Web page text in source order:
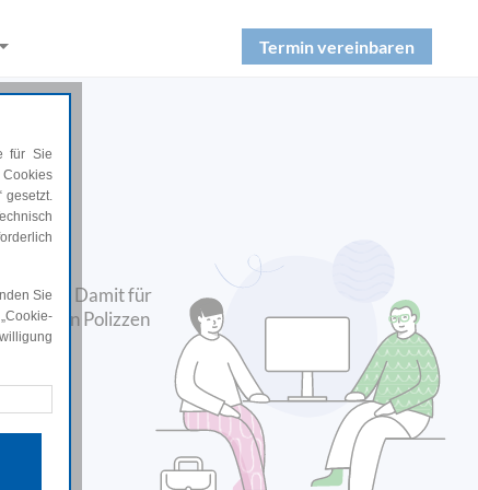
Termin vereinbaren
Damit für
Polizzen
für Sie
gesetzt.
Sie